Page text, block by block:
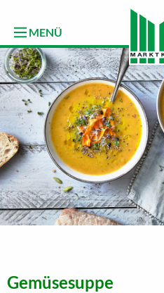
MENÜ
Gemüsesuppe